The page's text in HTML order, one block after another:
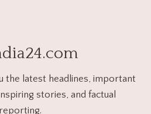
the latest headlines, important
stories, and factual
reporting.